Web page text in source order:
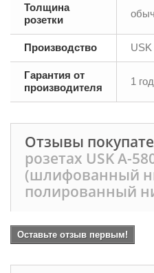
Толщина
розетки
Производство USK
Гарантия от
производителя
1 год
Отзывы
розетах USK A-
(шлифованный
полированный
Оставьте отзыв первым!